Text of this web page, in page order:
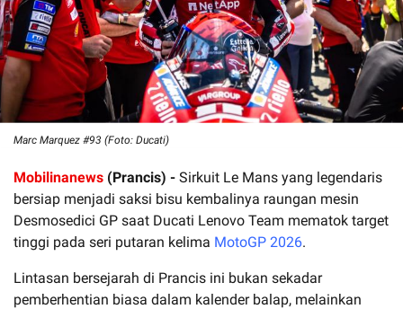
Marc Marquez #93 (Foto: Ducati)
Mobilinanews (Prancis) - Sirkuit Le Mans yang legendaris
bersiap menjadi saksi bisu kembalinya raungan mesin
Desmosedici GP saat Ducati Lenovo Team mematok target
tinggi pada seri putaran kelima MotoGP 2026.
Lintasan bersejarah di Prancis ini bukan sekadar
pemberhentian biasa dalam kalender balap, melainkan